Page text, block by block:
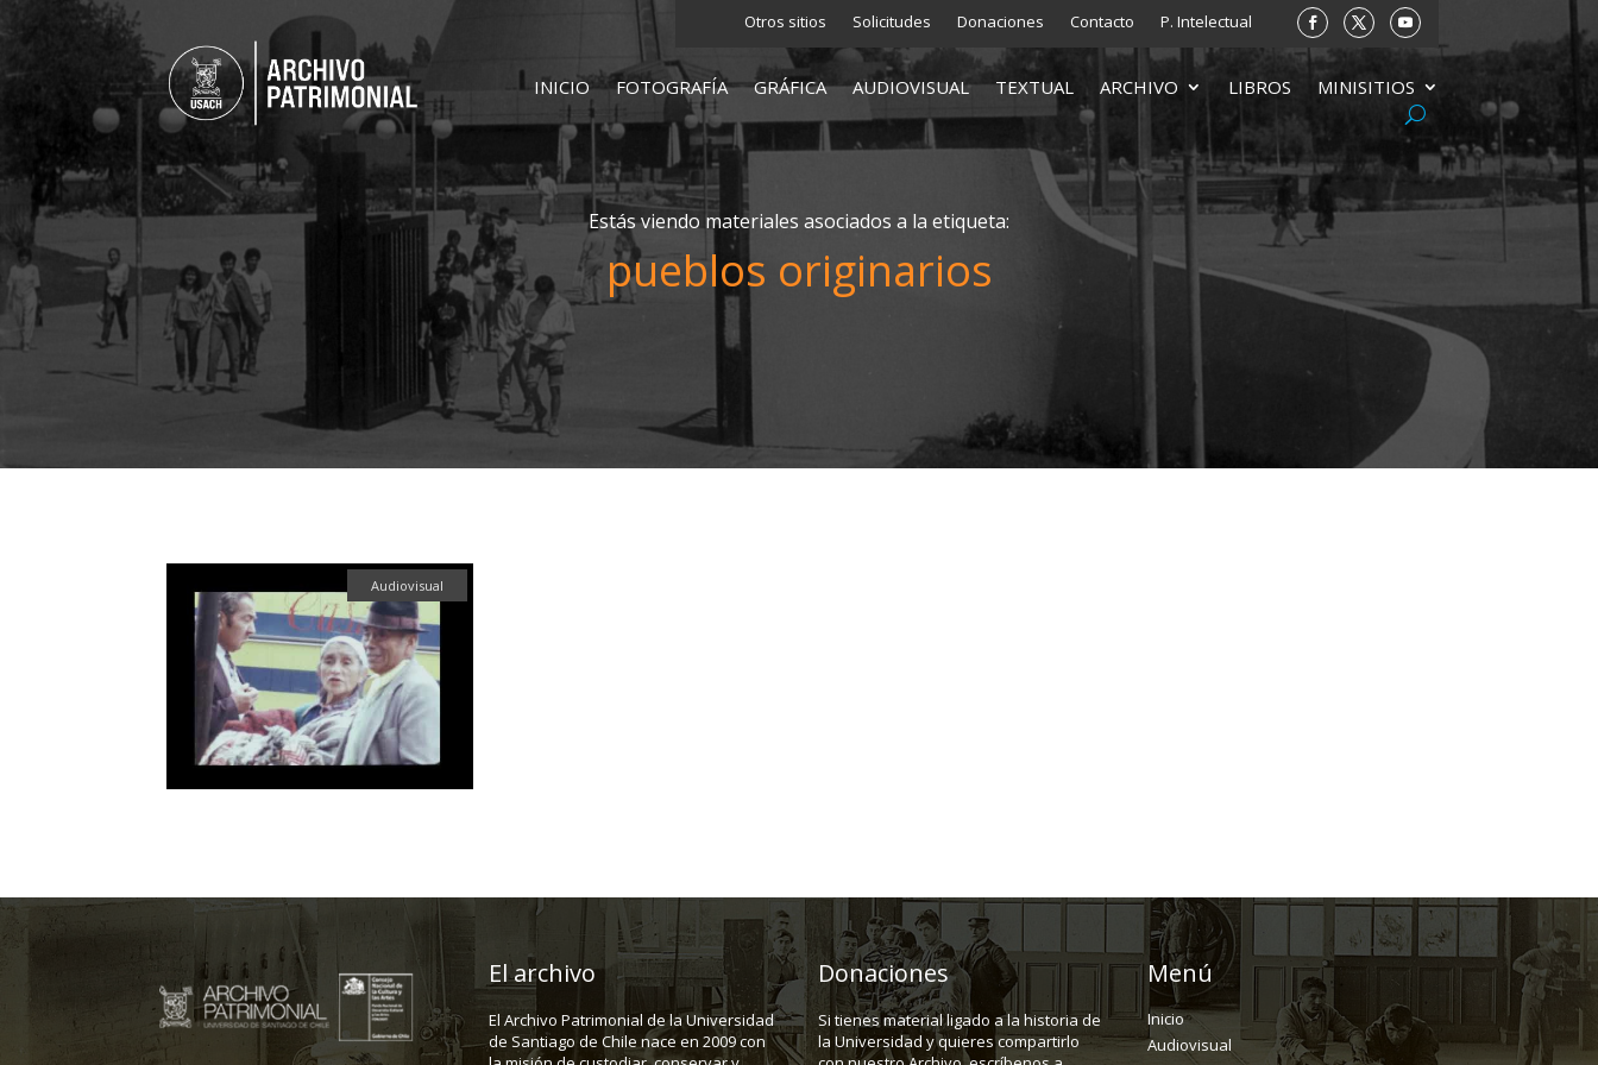
Otros sitios Solicitudes Donaciones Contacto P. Intelectual
INICIO FOTOGRAFÍA GRÁFICA AUDIOVISUAL TEXTUAL ARCHIVO LIBROS MINISITIOS
Estás viendo materiales asociados a la etiqueta:
pueblos originarios
Audiovisual
El archivo
El Archivo Patrimonial de la Universidad
de Santiago de Chile nace en 2009 con
Donaciones
Si tienes material ligado a la historia de
la Universidad y quieres compartirlo
Menú
Inicio
Audiovisual